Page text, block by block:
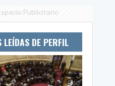
Publicitario
LEÍDAS DE PERFIL